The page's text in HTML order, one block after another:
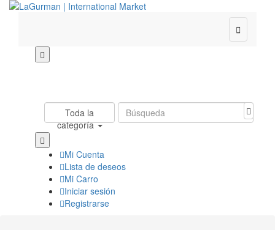

Toda la
categoría
Mi Cuenta
Lista de deseos
Mi Carro
Iniciar sesión
Registrarse